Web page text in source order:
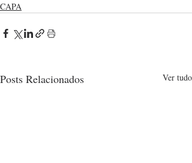
CAPA
Posts Relacionados Ver tudo